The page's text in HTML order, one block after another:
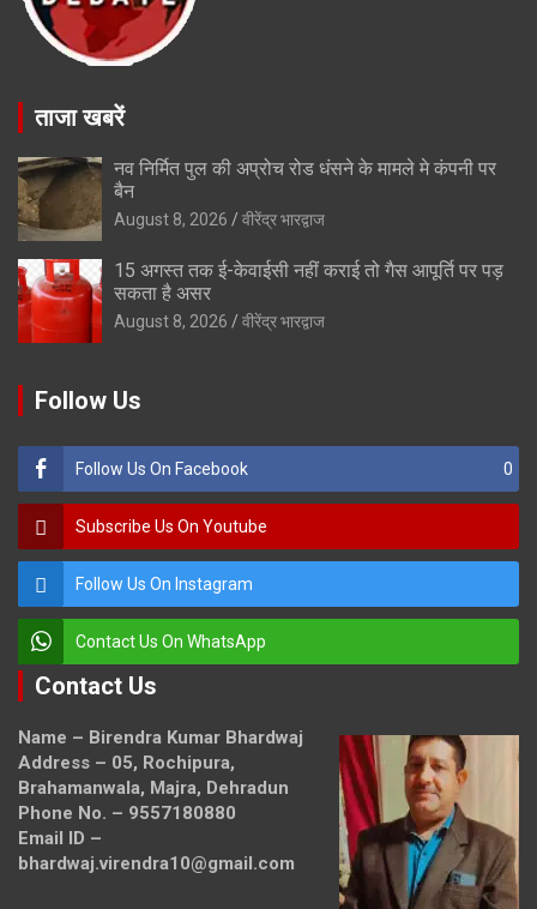
ताजा खबरें
नव निर्मित पुल की अप्रोच रोड धंसने के मामले मे कंपनी पर
बैन
August 8, 2026 वीरेंद्र भारद्वाज
15 अगस्त तक ई-केवाईसी नहीं कराई तो गैस आपूर्ति पर पड़
सकता है असर
August 8, 2026 वीरेंद्र भारद्वाज
Follow Us
Follow Us On Facebook 0
Subscribe Us On Youtube
Follow Us On Instagram
Contact Us On WhatsApp
Contact Us
Name – Birendra Kumar Bhardwaj
Address – 05, Rochipura,
Brahamanwala, Majra, Dehradun
Phone No. – 9557180880
Email ID –
bhardwaj.virendra10@gmail.com